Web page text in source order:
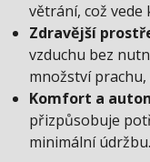
větrání, což vede
Zdravější
vzduchu bez
množství
Komfort a
přizpůsobuje
minimální údržbu.